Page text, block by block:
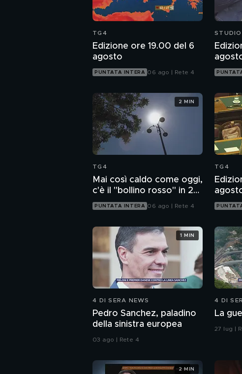
TG4
Edizione ore 19.00 del 6
agosto
PUNTATA INTERA 06 ago | Rete 4
TG4
Mai così caldo come oggi,
c'è il "bollino rosso" in 27
città
PUNTATA INTERA 06 ago | Rete 4
2 MIN
TG4
4 DI SERA NEWS
Pedro Sanchez, paladino
della sinistra europea
03 ago | Rete 4
1 MIN
4 DI
La
27 lug |
2 MIN